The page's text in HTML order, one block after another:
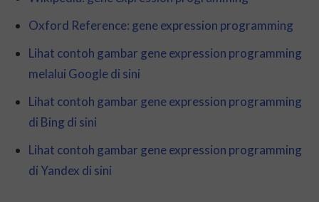
Oxford Reference: gene expression programming
Lihat contoh gambar gene expression programming
melalui Google di sini
Lihat contoh gambar gene expression programming
di Bing di sini
Lihat contoh gambar gene expression programming
di Yandex di sini